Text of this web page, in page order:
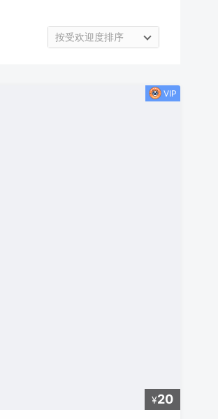
按受欢迎度排序
¥20